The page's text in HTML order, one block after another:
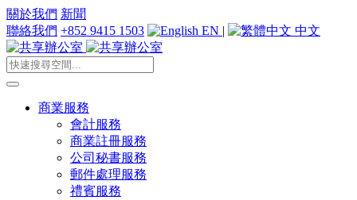
關於我們 新聞
聯絡我們 +852 9415 1503 EN | 中文
商業服務
會計服務
商業註冊服務
公司秘書服務
郵件處理服務
禮賓服務